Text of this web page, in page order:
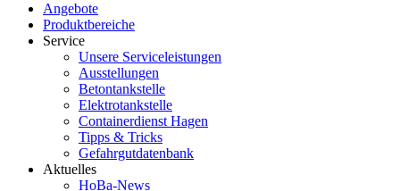
Angebote
Produktbereiche
Service
Unsere Serviceleistungen
Ausstellungen
Betontankstelle
Elektrotankstelle
Containerdienst Hagen
Tipps & Tricks
Gefahrgutdatenbank
Aktuelles
HoBa-News